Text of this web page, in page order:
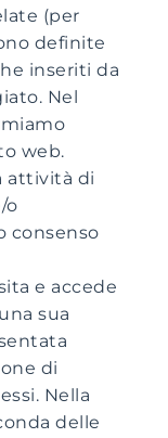
(per
definite
inseriti da
Nel
web.
attività di
o
consenso
e accede
sua
di
Nella
delle